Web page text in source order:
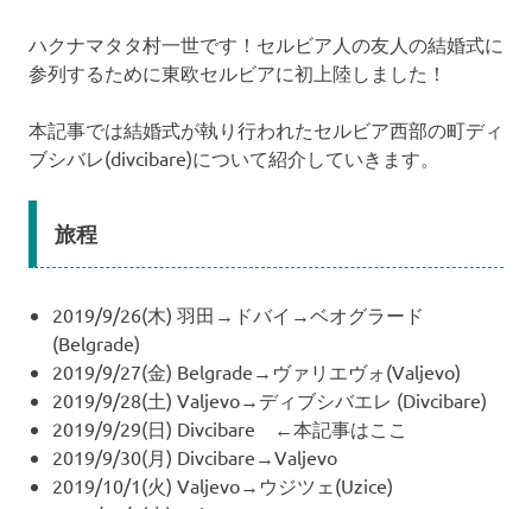
ハクナマタタ村一世です！セルビア人の友人の結婚式に
参列するために東欧セルビアに初上陸しました！
本記事では結婚式が執り行われたセルビア西部の町ディ
ブシバレ(divcibare)について紹介していきます。
旅程
2019/9/26(木) 羽田→ドバイ→ベオグラード
(Belgrade)
2019/9/27(金) Belgrade→ヴァリエヴォ(Valjevo)
2019/9/28(土) Valjevo→ディブシバエレ (Divcibare)
2019/9/29(日) Divcibare ←本記事はここ
2019/9/30(月) Divcibare→Valjevo
2019/10/1(火) Valjevo→ウジツェ(Uzice)